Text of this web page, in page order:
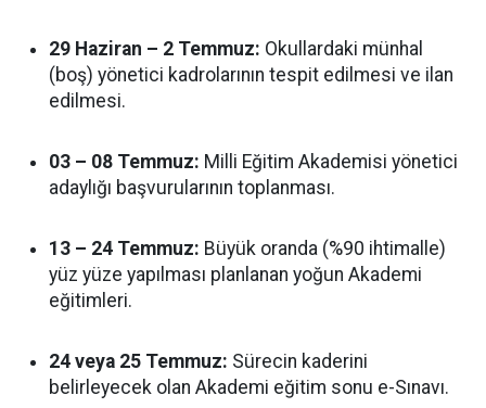
29 Haziran – 2 Temmuz: Okullardaki münhal
(boş) yönetici kadrolarının tespit edilmesi ve ilan
edilmesi.
03 – 08 Temmuz: Milli Eğitim Akademisi yönetici
adaylığı başvurularının toplanması.
13 – 24 Temmuz: Büyük oranda (%90 ihtimalle)
yüz yüze yapılması planlanan yoğun Akademi
eğitimleri.
24 veya 25 Temmuz: Sürecin kaderini
belirleyecek olan Akademi eğitim sonu e-Sınavı.